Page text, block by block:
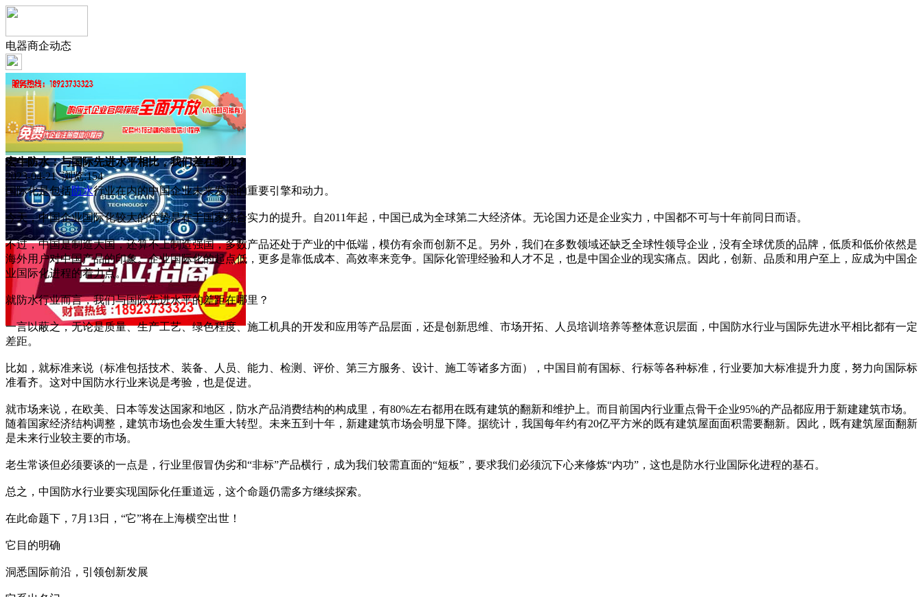
电器商企动态
宏牛防水：与国际先进水平相比，我们差在哪儿？
2023-04-21 浏览:154
国际化是包括防水行业在内的中国企业未来发展的重要引擎和动力。
今天，中国企业国际化较大的优势是在于国家综合实力的提升。自2011年起，中国已成为全球第二大经济体。无论国力还是企业实力，中国都不可与十年前同日而语。
不过，中国是制造大国，还算不上制造强国，多数产品还处于产业的中低端，模仿有余而创新不足。另外，我们在多数领域还缺乏全球性领导企业，没有全球优质的品牌，低质和低价依然是
海外用户对中国产品的印象。企业国际化的起点低，更多是靠低成本、高效率来竞争。国际化管理经验和人才不足，也是中国企业的现实痛点。因此，创新、品质和用户至上，应成为中国企
业国际化进程的着力点。
就防水行业而言，我们与国际先进水平的差距在哪里？
一言以蔽之，无论是质量、生产工艺、绿色程度、施工机具的开发和应用等产品层面，还是创新思维、市场开拓、人员培训培养等整体意识层面，中国防水行业与国际先进水平相比都有一定
差距。
比如，就标准来说（标准包括技术、装备、人员、能力、检测、评价、第三方服务、设计、施工等诸多方面），中国目前有国标、行标等各种标准，行业要加大标准提升力度，努力向国际标
准看齐。这对中国防水行业来说是考验，也是促进。
就市场来说，在欧美、日本等发达国家和地区，防水产品消费结构的构成里，有80%左右都用在既有建筑的翻新和维护上。而目前国内行业重点骨干企业95%的产品都应用于新建建筑市场。
随着国家经济结构调整，建筑市场也会发生重大转型。未来五到十年，新建建筑市场会明显下降。据统计，我国每年约有20亿平方米的既有建筑屋面面积需要翻新。因此，既有建筑屋面翻新
是未来行业较主要的市场。
老生常谈但必须要谈的一点是，行业里假冒伪劣和“非标”产品横行，成为我们较需直面的“短板”，要求我们必须沉下心来修炼“内功”，这也是防水行业国际化进程的基石。
总之，中国防水行业要实现国际化任重道远，这个命题仍需多方继续探索。
在此命题下，7月13日，“它”将在上海横空出世！
它目的明确
洞悉国际前沿，引领创新发展